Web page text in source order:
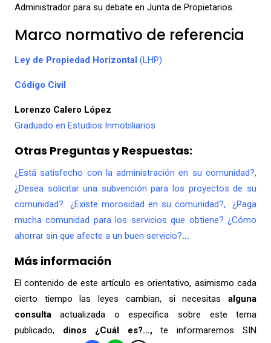
Administrador para su debate en Junta de Propietarios.
Marco normativo de referencia
Ley de Propiedad Horizontal (LHP)
Código Civil
Lorenzo Calero López
Graduado en Estudios Inmobiliarios
Otras Preguntas y Respuestas:
¿Está satisfecho con la administración en su comunidad?,
¿Desea solicitar una subvención para los proyectos de su
comunidad? ¿Existe morosidad en su comunidad?, ¿Paga
mucha comunidad para los servicios que obtiene? ¿Cómo
ahorrar sin que afecte a un buen servicio?…
Más información
El contenido de este artículo es orientativo, asimismo cada
cierto tiempo las leyes cambian, si necesitas alguna
consultaactualizada o especifica sobre este tema
publicado, dinos ¿Cuál es?…,te informaremos SIN